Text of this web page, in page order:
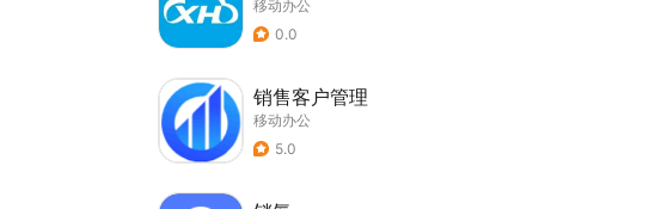
移动办公
0.0
销售客户管理
移动办公
5.0